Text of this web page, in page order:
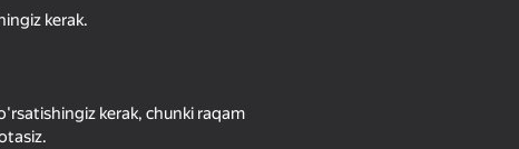
kerak.
kerak, chunki raqam